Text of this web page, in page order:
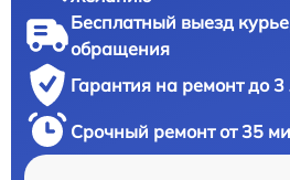
Бесплатный выезд
обращения
Гарантия на ремонт до 3
Срочный ремонт от 35